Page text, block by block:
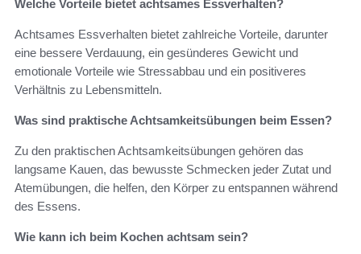
Welche Vorteile bietet achtsames Essverhalten?
Achtsames Essverhalten bietet zahlreiche Vorteile, darunter
eine bessere Verdauung, ein gesünderes Gewicht und
emotionale Vorteile wie Stressabbau und ein positiveres
Verhältnis zu Lebensmitteln.
Was sind praktische Achtsamkeitsübungen beim Essen?
Zu den praktischen Achtsamkeitsübungen gehören das
langsame Kauen, das bewusste Schmecken jeder Zutat und
Atemübungen, die helfen, den Körper zu entspannen während
des Essens.
Wie kann ich beim Kochen achtsam sein?